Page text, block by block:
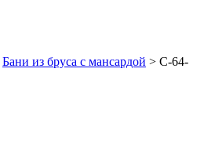
Бани из бруса с мансардой > С-64-